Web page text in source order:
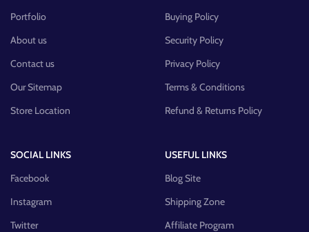
Portfolio
About us
Contact us
Our Sitemap
Store Location
Buying Policy
Security Policy
Privacy Policy
Terms & Conditions
Refund & Returns Policy
SOCIAL LINKS
Facebook
Instagram
Twitter
USEFUL LINKS
Blog Site
Shipping Zone
Affiliate Program